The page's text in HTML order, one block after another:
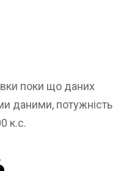
поки що даних
даними, потужність
к.с.